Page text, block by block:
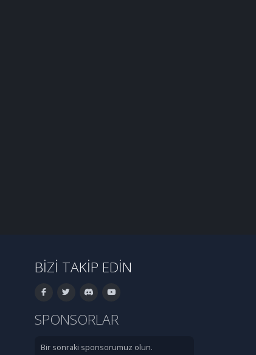
BIZI TAKIP EDIN
SPONSORLAR
Bir sonraki sponsorumuz olun.